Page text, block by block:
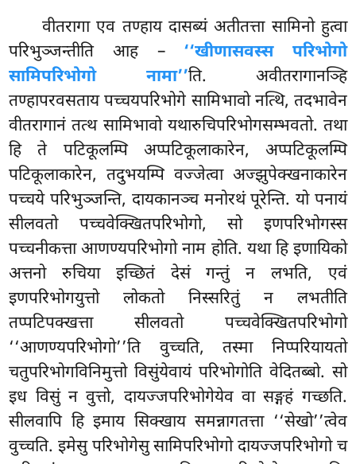
वीतरागा एव तण्हाय दासब्यं अतीतत्ता सामिनो हुत्वा
परिभुञ्जन्तीति आह – ‘‘खीणासवस्स परिभोगो
सामिपरिभोगो नामा’’ति. अवीतरागानञ्हि
तण्हापरवसताय पच्चयपरिभोगे सामिभावो नत्थि, तदभावेन
वीतरागानं तत्थ सामिभावो यथारुचिपरिभोगसम्भवतो. तथा
हि ते पटिकूलम्पि अप्पटिकूलाकारेन, अप्पटिकूलम्पि
पटिकूलाकारेन, तदुभयम्पि वज्जेत्वा अज्झुपेक्खनाकारेन
पच्चये परिभुञ्जन्ति, दायकानञ्च मनोरथं पूरेन्ति. यो पनायं
सीलवतो पच्चवेक्खितपरिभोगो, सो इणपरिभोगस्स
पच्चनीकत्ता आणण्यपरिभोगो नाम होति. यथा हि इणायिको
अत्तनो रुचिया इच्छितं देसं गन्तुं न लभति, एवं
इणपरिभोगयुत्तो लोकतो निस्सरितुं न लभतीति
तप्पटिपक्खत्ता सीलवतो पच्चवेक्खितपरिभोगो
‘‘आणण्यपरिभोगो’’ति वुच्चति, तस्मा निप्परियायतो
चतुपरिभोगविनिमुत्तोविसुंयेवायं परिभोगोति वेदितब्बो. सो
इध विसुं न वुत्तो, दायज्जपरिभोगेयेव वा सङ्गहं गच्छति.
सीलवापि हि इमाय सिक्खाय समन्नागतत्ता ‘‘सेखो’’त्वेव
वुच्चति. इमेसु परिभोगेसु सामिपरिभोगो दायज्जपरिभोगो च